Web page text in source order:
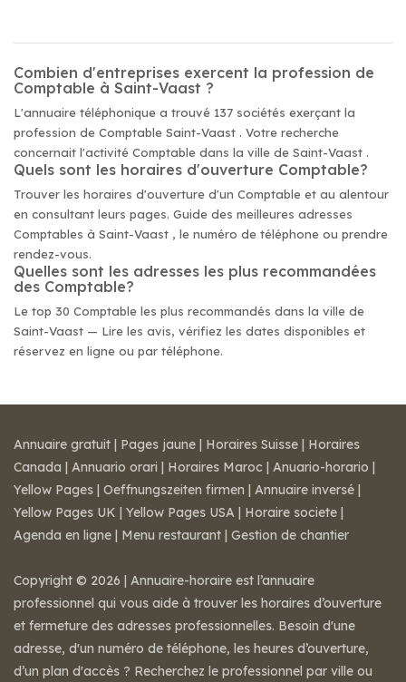
Combien d'entreprises exercent la profession de
Comptable à Saint-Vaast ?
L'annuaire téléphonique a trouvé 137 sociétés exerçant la
profession de Comptable Saint-Vaast . Votre recherche
concernait l'activité Comptable dans la ville de Saint-Vaast .
Quels sont les horaires d'ouverture Comptable?
Trouver les horaires d'ouverture d'un Comptable et au alentour
en consultant leurs pages. Guide des meilleures adresses
Comptables à Saint-Vaast , le numéro de téléphone ou prendre
rendez-vous.
Quelles sont les adresses les plus recommandées
des Comptable?
Le top 30 Comptable les plus recommandés dans la ville de
Saint-Vaast — Lire les avis, vérifiez les dates disponibles et
réservez en ligne ou par téléphone.
Annuaire gratuit | Pages jaune | Horaires Suisse | Horaires
Canada | Annuario orari | Horaires Maroc | Anuario-horario |
Yellow Pages | Oeffnungszeiten firmen | Annuaire inversé |
Yellow Pages UK | Yellow Pages USA | Horaire societe |
Agenda en ligne | Menu restaurant | Gestion de chantier
Copyright © 2026 | Annuaire-horaire est l’annuaire
professionnel qui vous aide à trouver les horaires d’ouverture
et fermeture des adresses professionnelles. Besoin d'une
adresse, d'un numéro de téléphone, les heures d’ouverture,
d’un plan d'accès ? Recherchez le professionnel par ville ou